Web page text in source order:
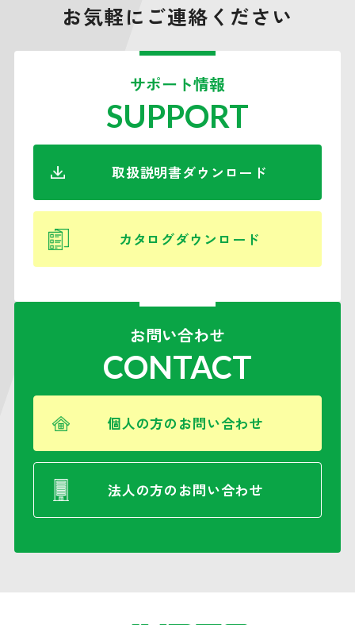
お気軽にご連絡ください
サポート情報
SUPPORT
取扱説明書ダウンロード
カタログダウンロード
お問い合わせ
CONTACT
個人の方のお問い合わせ
法人の方のお問い合わせ